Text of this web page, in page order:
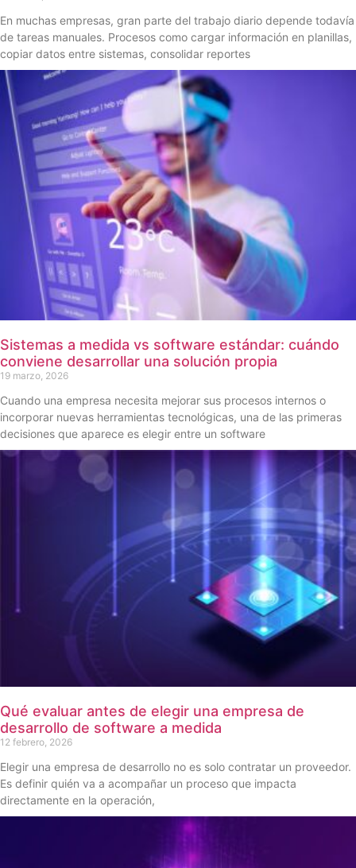
En muchas empresas, gran parte del trabajo diario depende todavía
de tareas manuales. Procesos como cargar información en planillas,
copiar datos entre sistemas, consolidar reportes
Sistemas a medida vs software estándar: cuándo
conviene desarrollar una solución propia
19 marzo, 2026
Cuando una empresa necesita mejorar sus procesos internos o
incorporar nuevas herramientas tecnológicas, una de las primeras
decisiones que aparece es elegir entre un software
Qué evaluar antes de elegir una empresa de
desarrollo de software a medida
12 febrero, 2026
Elegir una empresa de desarrollo no es solo contratar un proveedor.
Es definir quién va a acompañar un proceso que impacta
directamente en la operación,